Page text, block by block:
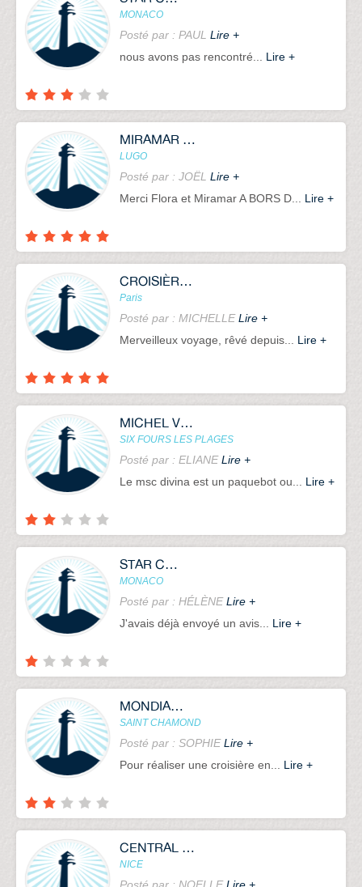
MONACO
Posté par : PAUL Lire +
nous avons pas rencontré...
Lire +
MIRAMAR CRUISES SL
LUGO
Posté par : JOËL Lire +
Merci Flora et Miramar A BORS D...
Lire +
CROISIÈRE CLUB
Paris
Posté par : MICHELLELire +
Merveilleux voyage, rêvé depuis...
Lire +
MICHEL VOYAGES
SIX FOURS LES PLAGES
Posté par : ELIANELire +
Le msc divina est un paquebot ou...
Lire +
STAR CROISIERES
MONACO
Posté par : HÉLÈNELire +
J'avais déjà envoyé un avis...
Lire +
MONDIAL EVASION
SAINT CHAMOND
Posté par : SOPHIELire +
Pour réaliser une croisière en...
Lire +
CENTRAL CRUISE
NICE